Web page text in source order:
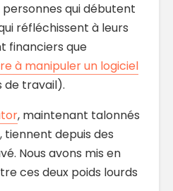
qui débutent
réfléchissent à leurs
financiers que
à manipuler un logiciel
de travail).
, maintenant talonnés
tiennent depuis des
Nous avons mis en
ces deux poids lourds